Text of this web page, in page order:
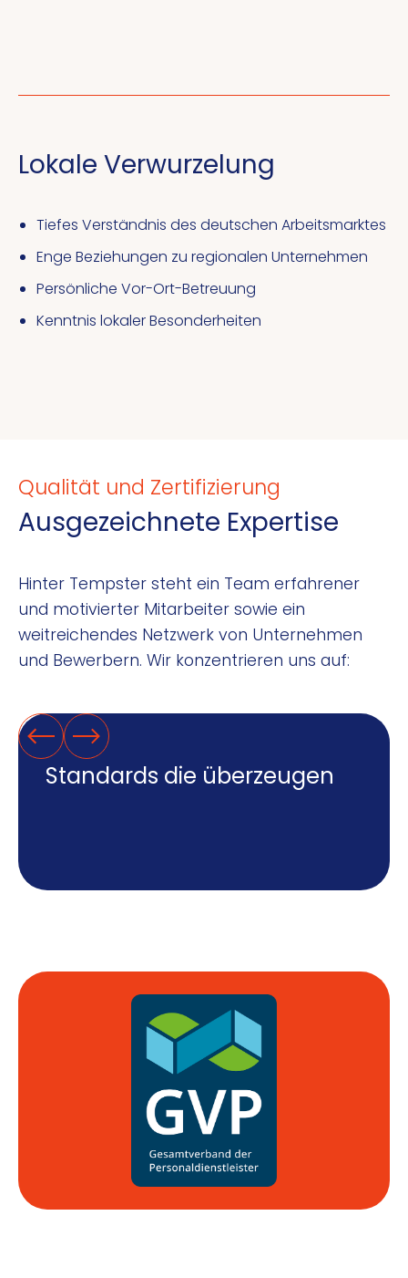
Lokale Verwurzelung
Tiefes Verständnis des deutschen Arbeitsmarktes
Enge Beziehungen zu regionalen Unternehmen
Persönliche Vor-Ort-Betreuung
Kenntnis lokaler Besonderheiten
Qualität und Zertifizierung
Ausgezeichnete Expertise
Hinter Tempster steht ein Team erfahrener
und motivierter Mitarbeiter sowie ein
weitreichendes Netzwerk von Unternehmen
und Bewerbern. Wir konzentrieren uns auf:
Standards die überzeugen